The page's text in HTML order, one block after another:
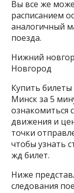
Вы все же
расписанием
аналогичный
поезда.
Нижний
Новгород
Купить
Минск за 5
ознакомиться
движения и
точки
чтобы узнать
жд билет.
Ниже
следования